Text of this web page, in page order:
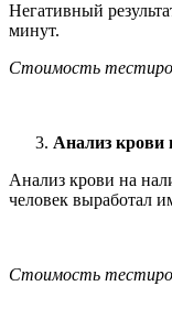
Негативный
минут.
Стоимость
Анализ крови
Анализ крови на
человек выработал
Стоимость